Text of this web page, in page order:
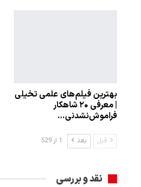
بهترین فیلم‌های علمی تخیلی
| معرفی ۲۰ شاهکار
فراموش‌نشدنی…
قبل بعد 1 از 529
نقد و بررسی